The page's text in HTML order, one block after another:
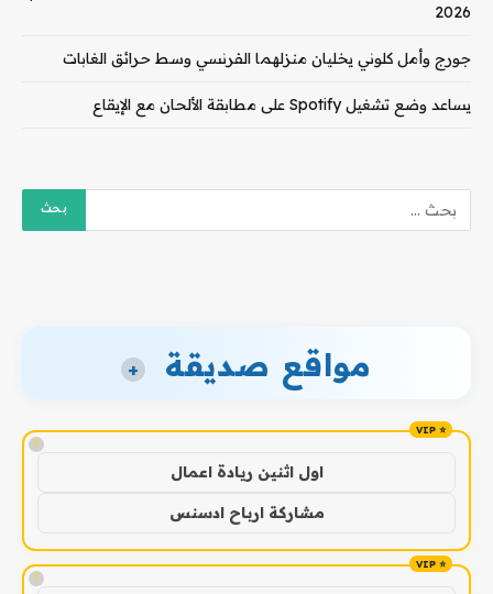
2026
جورج وأمل كلوني يخليان منزلهما الفرنسي وسط حرائق الغابات
يساعد وضع تشغيل Spotify على مطابقة الألحان مع الإيقاع
مواقع صديقة +
!
اول اثنين ريادة اعمال
مشاركة ارباح ادسنس
!